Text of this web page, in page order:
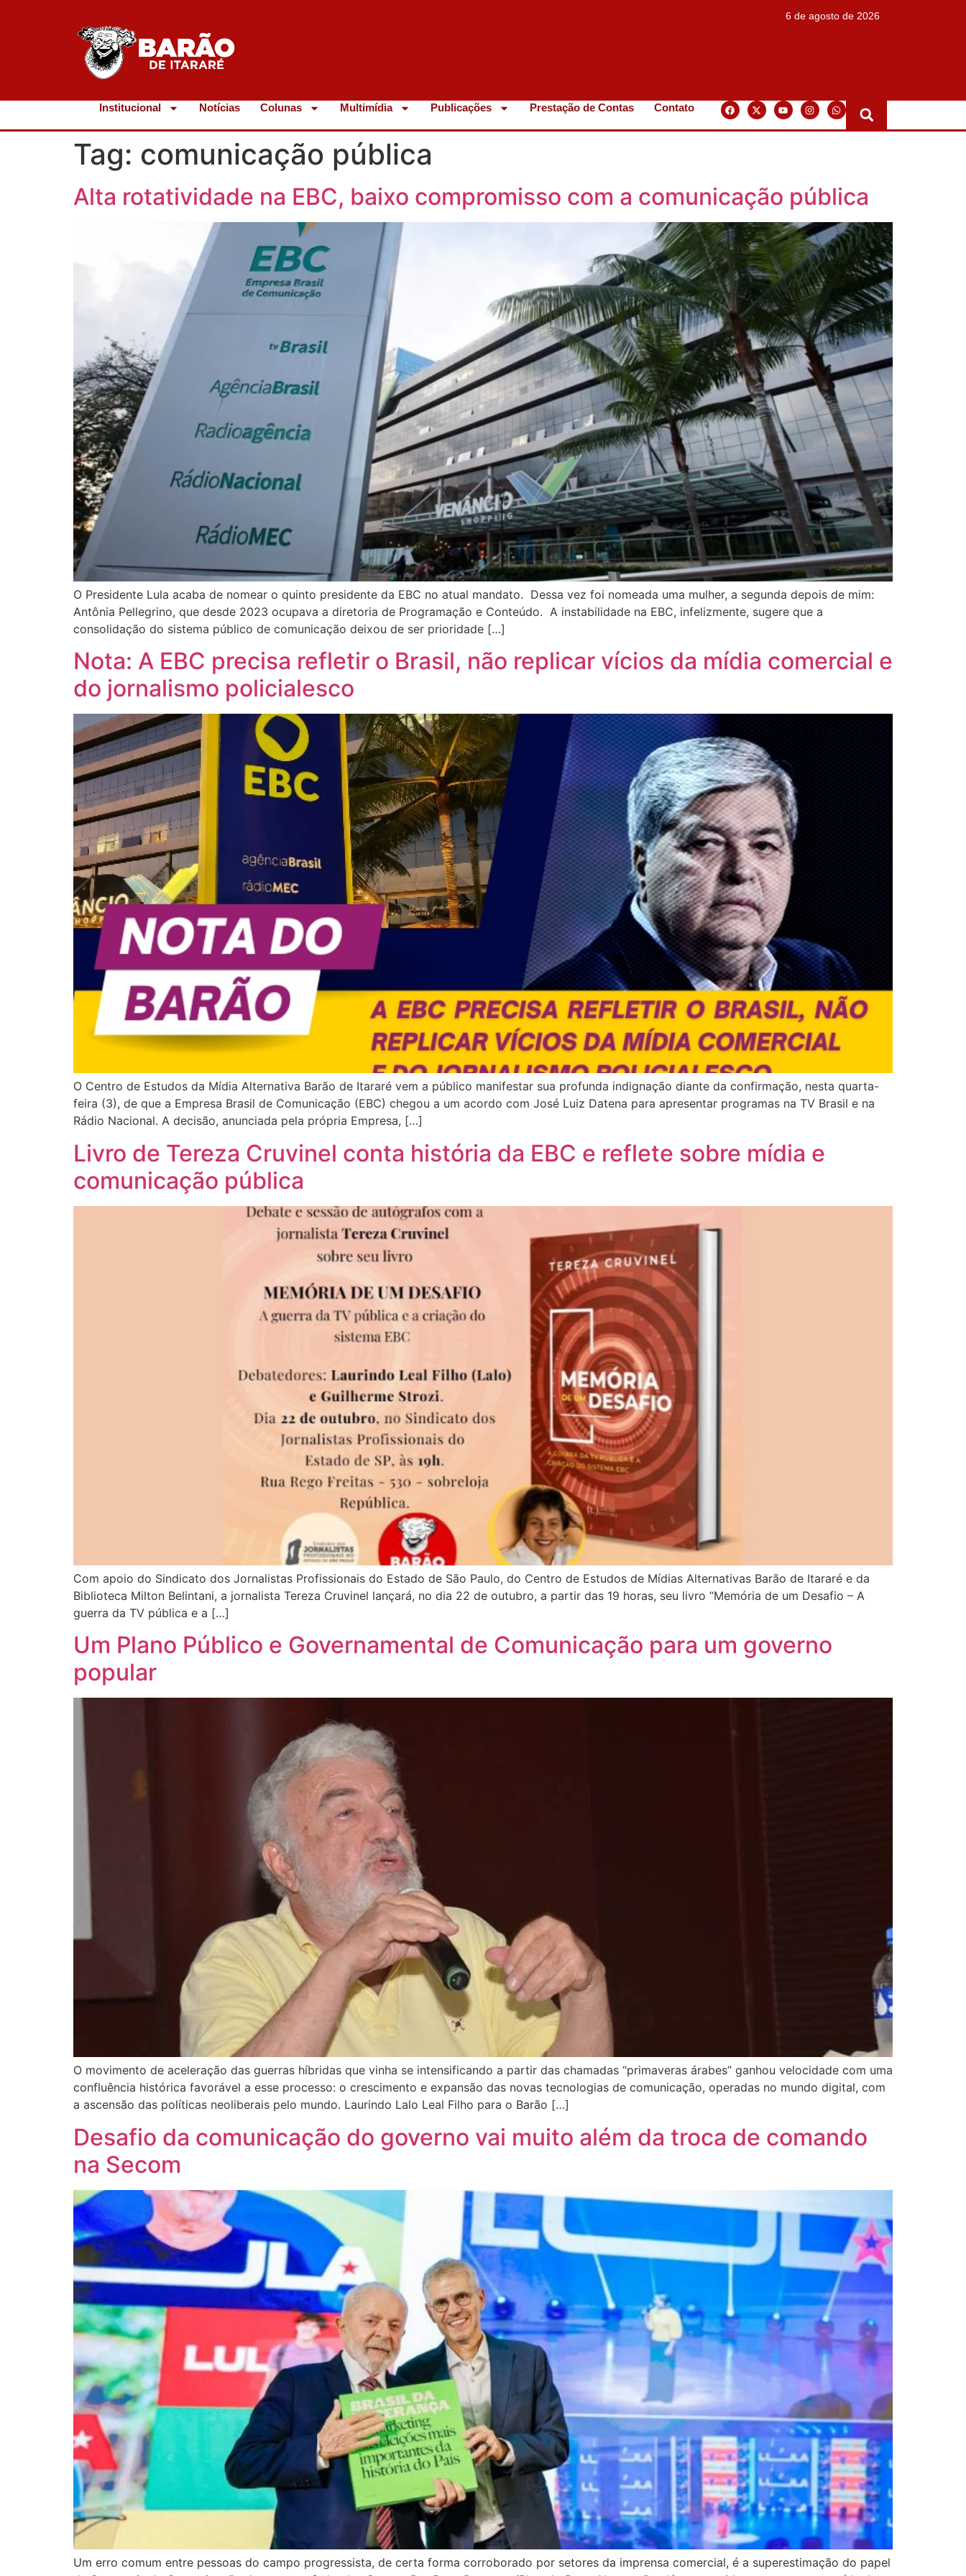
6 de agosto de 2026
Institucional Notícias Colunas Multimídia Publicações Prestação de Contas Contato
Tag: comunicação pública
Alta rotatividade na EBC, baixo compromisso com a comunicação pública
O Presidente Lula acaba de nomear o quinto presidente da EBC no atual mandato. Dessa vez foi nomeada uma mulher, a segunda depois de mim:
Antônia Pellegrino, que desde 2023 ocupava a diretoria de Programação e Conteúdo. A instabilidade na EBC, infelizmente, sugere que a
consolidação do sistema público de comunicação deixou de ser prioridade […]
Nota: A EBC precisa refletir o Brasil, não replicar vícios da mídia comercial e
do jornalismo policialesco
O Centro de Estudos da Mídia Alternativa Barão de Itararé vem a público manifestar sua profunda indignação diante da confirmação, nesta quarta-
feira (3), de que a Empresa Brasil de Comunicação (EBC) chegou a um acordo com José Luiz Datena para apresentar programas na TV Brasil e na
Rádio Nacional. A decisão, anunciada pela própria Empresa, […]
Livro de Tereza Cruvinel conta história da EBC e reflete sobre mídia e
comunicação pública
Com apoio do Sindicato dos Jornalistas Profissionais do Estado de São Paulo, do Centro de Estudos de Mídias Alternativas Barão de Itararé e da
Biblioteca Milton Belintani, a jornalista Tereza Cruvinel lançará, no dia 22 de outubro, a partir das 19 horas, seu livro “Memória de um Desafio – A
guerra da TV pública e a […]
Um Plano Público e Governamental de Comunicação para um governo
popular
O movimento de aceleração das guerras híbridas que vinha se intensificando a partir das chamadas “primaveras árabes” ganhou velocidade com uma
confluência histórica favorável a esse processo: o crescimento e expansão das novas tecnologias de comunicação, operadas no mundo digital, com
a ascensão das políticas neoliberais pelo mundo. Laurindo Lalo Leal Filho para o Barão […]
Desafio da comunicação do governo vai muito além da troca de comando
na Secom
Um erro comum entre pessoas do campo progressista, de certa forma corroborado por setores da imprensa comercial, é a superestimação do papel